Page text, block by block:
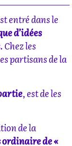
entré dans le
d’idées
. Chez les
partisans de la
, est de les
de la
ordinaire de «